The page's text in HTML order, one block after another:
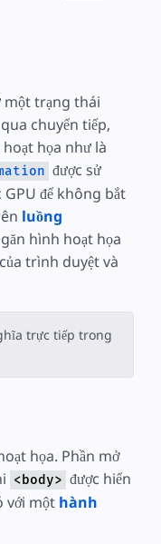
một trạng thái
chuyển tiếp,
họa như là
được sử
để không bắt
luồng
hình hoạt họa
của trình duyệt và
trực tiếp trong
họa. Phần mở
<body> được hiển
với một hành